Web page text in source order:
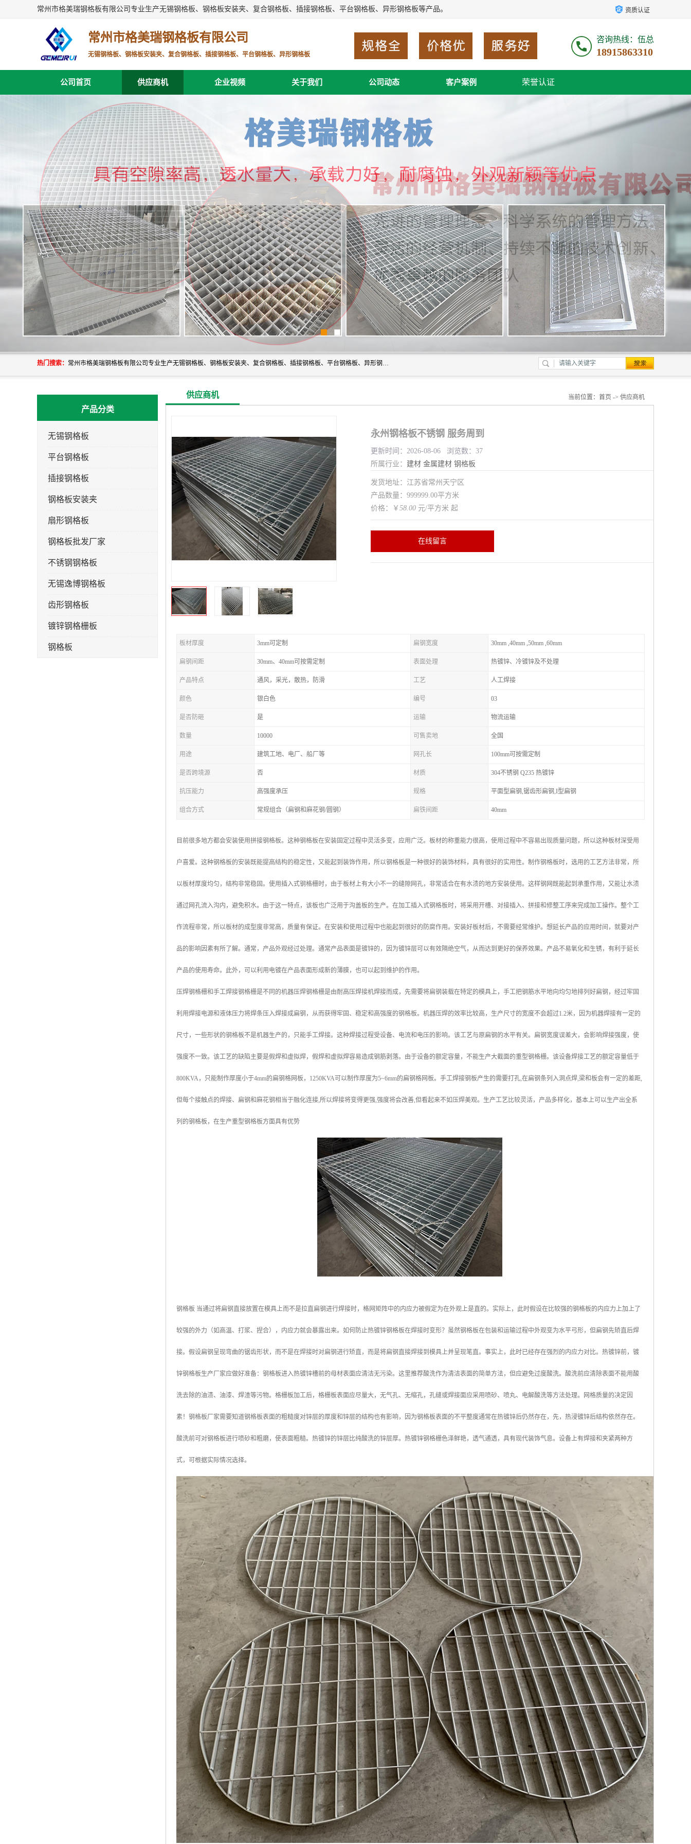
常州市格美瑞钢格板有限公司专业生产无锡钢格板、钢格板安装夹、复合钢格板、插接钢格板、平台钢格板、异形钢格板等产品。 资质认证
常州市格美瑞钢格板有限公司
无锡钢格板、钢格板安装夹、复合钢格板、插接钢格板、平台钢格板、异形钢格板
咨询热线：伍总
18915863310
公司首页 供应商机 企业视频 关于我们 公司动态 客户案例 荣誉认证
热门搜索： 常州市格美瑞钢格板有限公司专业生产无锡钢格板、钢格板安装夹、复合钢格板、插接钢格板、平台钢格板、异形钢格板等产品。
产品分类
无锡钢格板
平台钢格板
插接钢格板
钢格板安装夹
扇形钢格板
钢格板批发厂家
不锈钢钢格板
无锡逸博钢格板
齿形钢格板
镀锌钢格栅板
钢格板
供应商机 当前位置： 首页 -> 供应商机
永州钢格板不锈钢 服务周到
更新时间：2026-08-06 浏览数：37
所属行业： 建材 金属建材 钢格板
发货地址：江苏省常州天宁区
产品数量：999999.00平方米
价格：￥ 58.00 元/平方米 起
在线留言
板材厚度 3mm可定制 扁钢宽度 30mm ,40mm ,50mm ,60mm
扁钢间距 30mm、40mm可按需定制 表面处理 热镀锌、冷镀锌及不处理
产品特点 通风，采光，散热，防滑 工艺 人工焊接
颜色 银白色 编号 03
是否防砸 是 运输 物流运输
数量 10000 可售卖地 全国
用途 建筑工地、电厂、船厂等 网孔长 100mm可按需定制
是否跨境源 否 材质 304不锈钢 Q235 热镀锌
抗压能力 高强度承压 规格 平面型扁钢,锯齿形扁钢,I型扁钢
组合方式 常规组合（扁钢和麻花钢/圆钢） 扁铁间距 40mm
目前很多地方都会安装使用拼接钢格板。这种钢格板在安装固定过程中灵活多变，应用广泛。板材的称重能力很高，使用过程中不容易出现质量问题，所以这种板材深受用
户喜爱。这种钢格板的安装既能提高结构的稳定性，又能起到装饰作用，所以钢格板是一种很好的装饰材料，具有很好的实用性。制作钢格板时，选用的工艺方法非常，所
以板材厚度均匀，结构非常稳固。使用插入式钢格栅时，由于板材上有大小不一的缝隙网孔，非常适合在有水渍的地方安装使用。这样钢网既能起到承重作用，又能让水渍
通过网孔流入沟内，避免积水。由于这一特点，该板也广泛用于沟盖板的生产。在加工插入式钢格板时，将采用开槽、对接插入、拼接和修整工序来完成加工操作。整个工
作流程非常，所以板材的成型度非常高，质量有保证。在安装和使用过程中也能起到很好的防腐作用。安装好板材后，不需要经常维护。想延长产品的应用时间，就要对产
品的影响因素有所了解。通常，产品外观经过处理。通常产品表面是镀锌的，因为镀锌层可以有效隔绝空气，从而达到更好的保养效果。产品不易氧化和生锈，有利于延长
产品的使用寿命。此外，可以利用电镀在产品表面形成新的薄膜，也可以起到维护的作用。
压焊钢格栅和手工焊接钢格栅是不同的机器压焊钢格栅是由耐高压焊接机焊接而成，先需要将扁钢装载在特定的模具上，手工把钢筋水平地向均匀地排列好扁钢，经过牢固
利用焊接电源和液体压力将焊条压入焊接成扁钢，从而获得牢固、稳定和高强度的钢格板。机器压焊的效率比较高，生产尺寸的宽度不会超过1.2米，因为机器焊接有一定的
尺寸，一些形状的钢格板不是机器生产的，只能手工焊接。这种焊接过程受设备、电流和电压的影响。该工艺与原扁钢的水平有关。扁钢宽度误差大，会影响焊接强度，使
强度不一致。该工艺的缺陷主要是假焊和虚拟焊，假焊和虚拟焊容易造成钢筋剥落。由于设备的额定容量，不能生产大截面的重型钢格栅。该设备焊接工艺的额定容量低于
800KVA，只能制作厚度小于4mm的扁钢格网板，1250KVA可以制作厚度为5~6mm的扁钢格网板。手工焊接钢板产生的需要打孔,在扁钢条列入洞点焊,梁和板会有一定的差距,
但每个接触点的焊接、扁钢和麻花钢相当于融化连接,所以焊接将变得更强,强度将会改善,但看起来不如压焊美观。生产工艺比较灵活，产品多样化，基本上可以生产出全系
列的钢格板，在生产重型钢格板方面具有优势
钢格板 当通过将扁钢直接放置在模具上而不是拉直扁钢进行焊接时，格网矩阵中的内应力被假定为在外观上是直的。实际上，此时假设在比较强的钢格板的内应力上加上了
较强的外力（如高温、打浆、捏合），内应力就会暴露出来。如何防止热镀锌钢格板在焊接时变形？虽然钢格板在包装和运输过程中外观变为水平弓形，但扁钢先矫直后焊
接。假设扁钢呈现弯曲的锯齿形状，而不是在焊接时对扁钢进行矫直，而是将扁钢直接焊接到模具上并呈现笔直。事实上，此时已经存在强烈的内应力对比。热镀锌前，镀
锌钢格板生产厂家应做好准备：钢格板进入热镀锌槽前的母材表面应清洁无污染。这里推荐酸洗作为清洁表面的简单方法，但应避免过度酸洗。酸洗前应清除表面不能用酸
洗去除的油渍、油漆、焊渣等污物。格栅板加工后，格栅板表面应尽量大，无气孔、无缩孔，孔缝或焊接面应采用喷砂、喷丸、电解酸洗等方法处理。网格质量的决定因
素！钢格板厂家需要知道钢格板表面的粗糙度对锌层的厚度和锌层的结构也有影响，因为钢格板表面的不平整度通常在热镀锌后仍然存在，先，热浸镀锌后结构依然存在。
酸洗前可对钢格板进行喷砂和粗磨，使表面粗糙。热镀锌的锌层比纯酸洗的锌层厚。热镀锌钢格栅色泽鲜艳，透气通透，具有现代装饰气息。设备上有焊接和夹紧两种方
式，可根据实际情况选择。